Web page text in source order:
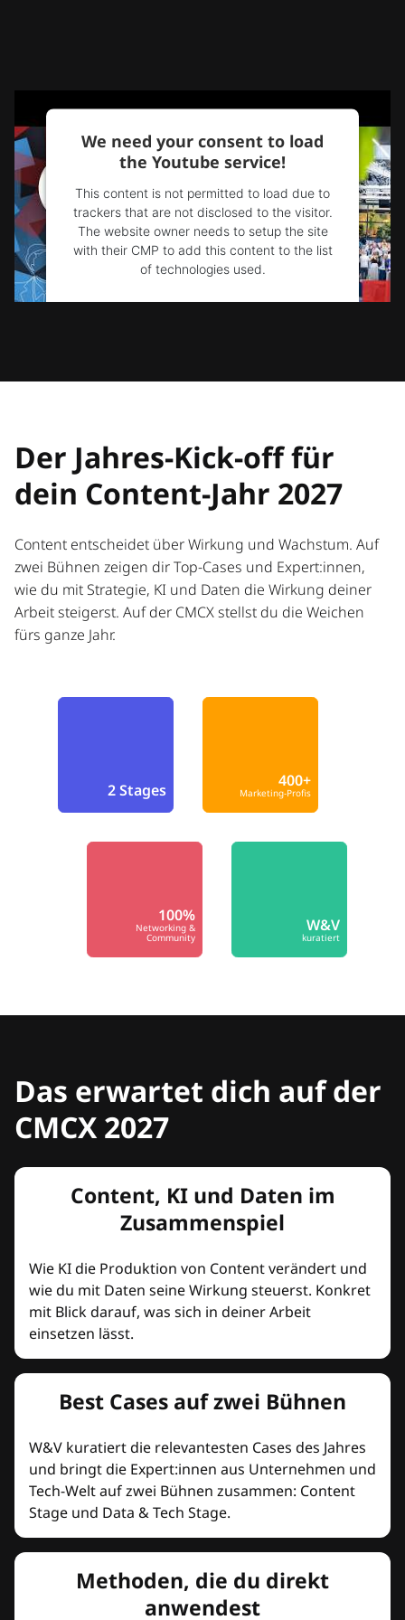
We need your consent to load
the Youtube service!
This content is not permitted to load due to
trackers that are not disclosed to the visitor.
The website owner needs to setup the site
with their CMP to add this content to the list
of technologies used.
Powered byUsercentrics Consent
Der Jahres-Kick-off für
dein Content-Jahr 2027
Content entscheidet über Wirkung und Wachstum. Auf
zwei Bühnen zeigen dir Top-Cases und Expert:innen,
wie du mit Strategie, KI und Daten die Wirkung deiner
Arbeit steigerst. Auf der CMCX stellst du die Weichen
fürs ganze Jahr.
2 Stages 400+
Marketing-Profis
100%
Networking &
Community
W&V
kuratiert
Das erwartet dich auf der
CMCX 2027
Content, KI und Daten im
Zusammenspiel
Wie KI die Produktion von Content verändert und
wie du mit Daten seine Wirkung steuerst. Konkret
mit Blick darauf, was sich in deiner Arbeit
einsetzen lässt.
Best Cases auf zwei Bühnen
W&V kuratiert die relevantesten Cases des Jahres
und bringt die Expert:innen aus Unternehmen und
Tech-Welt auf zwei Bühnen zusammen: Content
Stage und Data & Tech Stage.
Methoden, die du direkt
anwendest